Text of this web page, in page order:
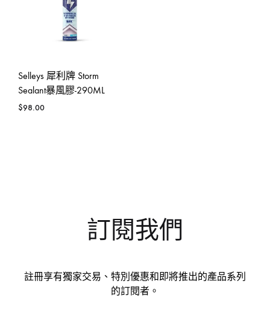
Selleys 犀利牌 Storm
Sealant暴風膠-290ML
$98.00
訂閱我們
註冊享有獨家交易、特別優惠和即將推出的產品系列
的訂閱者。